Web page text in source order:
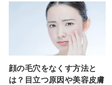
顔の毛穴をなくす方法と
は？目立つ原因や美容皮膚